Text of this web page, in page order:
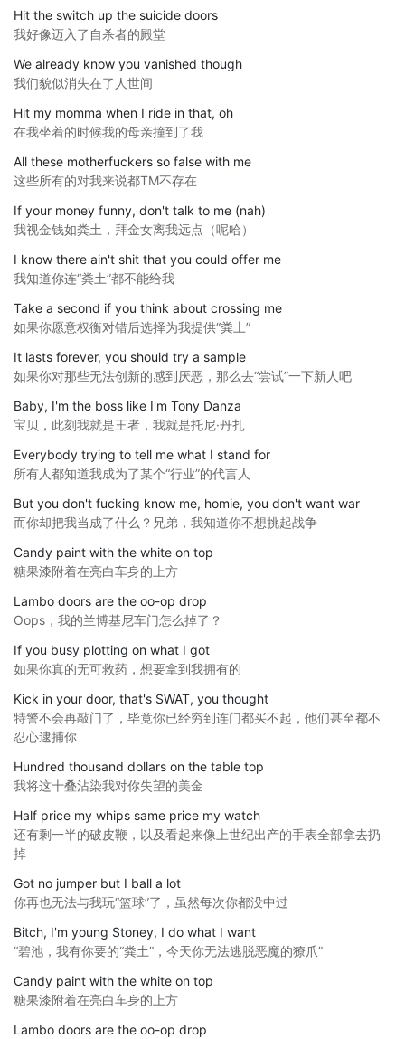
Hit the switch up the suicide doors
我好像迈入了自杀者的殿堂
We already know you vanished though
我们貌似消失在了人世间
Hit my momma when I ride in that, oh
在我坐着的时候我的母亲撞到了我
All these motherfuckers so false with me
这些所有的对我来说都TM不存在
If your money funny, don't talk to me (nah)
我视金钱如粪土，拜金女离我远点（呢哈）
I know there ain't shit that you could offer me
我知道你连“粪土”都不能给我
Take a second if you think about crossing me
如果你愿意权衡对错后选择为我提供“粪土”
It lasts forever, you should try a sample
如果你对那些无法创新的感到厌恶，那么去“尝试”一下新人吧
Baby, I'm the boss like I'm Tony Danza
宝贝，此刻我就是王者，我就是托尼·丹扎
Everybody trying to tell me what I stand for
所有人都知道我成为了某个“行业”的代言人
But you don't fucking know me, homie, you don't want war
而你却把我当成了什么？兄弟，我知道你不想挑起战争
Candy paint with the white on top
糖果漆附着在亮白车身的上方
Lambo doors are the oo-op drop
Oops，我的兰博基尼车门怎么掉了？
If you busy plotting on what I got
如果你真的无可救药，想要拿到我拥有的
Kick in your door, that's SWAT, you thought
特警不会再敲门了，毕竟你已经穷到连门都买不起，他们甚至都不
忍心逮捕你
Hundred thousand dollars on the table top
我将这十叠沾染我对你失望的美金
Half price my whips same price my watch
还有剩一半的破皮鞭，以及看起来像上世纪出产的手表全部拿去扔
掉
Got no jumper but I ball a lot
你再也无法与我玩“篮球”了，虽然每次你都没中过
Bitch, I'm young Stoney, I do what I want
“碧池，我有你要的“粪土”，今天你无法逃脱恶魔的獠爪”
Candy paint with the white on top
糖果漆附着在亮白车身的上方
Lambo doors are the oo-op drop